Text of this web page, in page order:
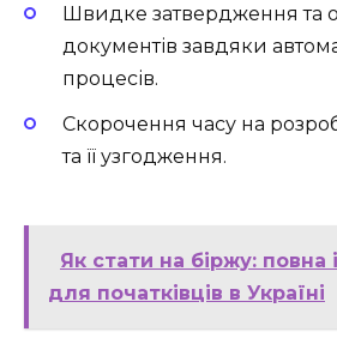
Швидке затвердження та
документів завдяки
процесів.
Скорочення часу на
та її узгодження.
Як стати на біржу: повна
для початківців в Україні